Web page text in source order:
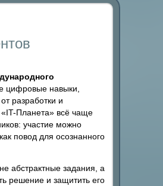
цифровые навыки,
разработки и
Планета» всё чаще
участие можно
повод для осознанного
абстрактные задания, а
решение и защитить его